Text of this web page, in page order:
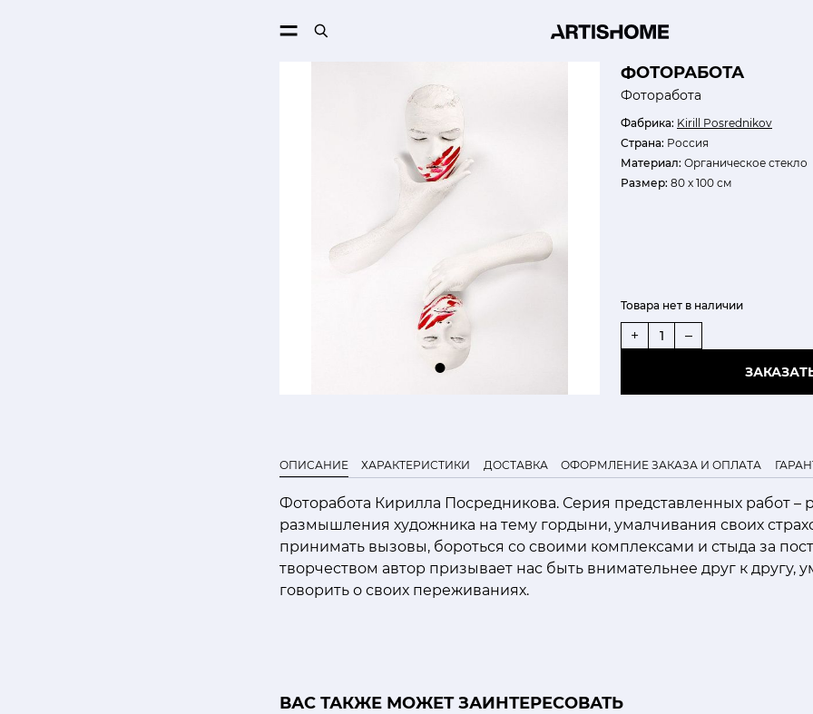
ФОТОРАБОТА
Фоторабота
Фабрика: Kirill Posrednikov
Страна: Россия
Материал: Органическое стекло
Размер: 80 x 100 см
Товара нет в наличии
+ –
ОПИСАНИЕ ХАРАКТЕРИСТИКИ ДОСТАВКА ОФОРМЛЕНИЕ ЗАКАЗА И ОПЛАТА
Фоторабота Кирилла Посредникова. Серия представленных работ –
размышления художника на тему гордыни, умалчивания своих
принимать вызовы, бороться со своими комплексами и стыда за
творчеством автор призывает нас быть внимательнее друг к другу,
говорить о своих переживаниях.
ВАС ТАКЖЕ МОЖЕТ ЗАИНТЕРЕСОВАТЬ